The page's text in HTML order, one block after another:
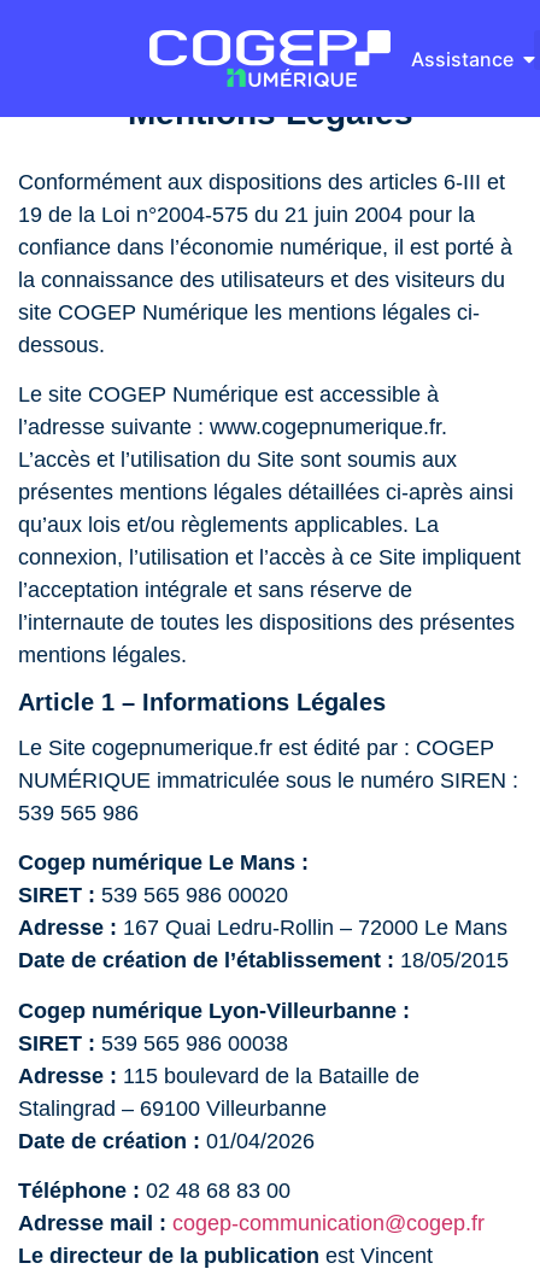
Assistance
Mentions Légales
Conformément aux dispositions des articles 6-III et
19 de la Loi n°2004-575 du 21 juin 2004 pour la
confiance dans l’économie numérique, il est porté à
la connaissance des utilisateurs et des visiteurs du
site COGEP Numérique les mentions légales ci-
dessous.
Le site COGEP Numérique est accessible à
l’adresse suivante : www.cogepnumerique.fr.
L’accès et l’utilisation du Site sont soumis aux
présentes mentions légales détaillées ci-après ainsi
qu’aux lois et/ou règlements applicables. La
connexion, l’utilisation et l’accès à ce Site impliquent
l’acceptation intégrale et sans réserve de
l’internaute de toutes les dispositions des présentes
mentions légales.
Article 1 – Informations Légales
Le Site cogepnumerique.fr est édité par : COGEP
NUMÉRIQUE immatriculée sous le numéro SIREN :
539 565 986
Cogep numérique Le Mans :
SIRET : 539 565 986 00020
Adresse : 167 Quai Ledru-Rollin – 72000 Le Mans
Date de création de l’établissement : 18/05/2015
Cogep numérique Lyon-Villeurbanne :
SIRET : 539 565 986 00038
Adresse : 115 boulevard de la Bataille de
Stalingrad – 69100 Villeurbanne
Date de création : 01/04/2026
Téléphone : 02 48 68 83 00
Adresse mail : cogep-communication@cogep.fr
Le directeur de la publication est Vincent